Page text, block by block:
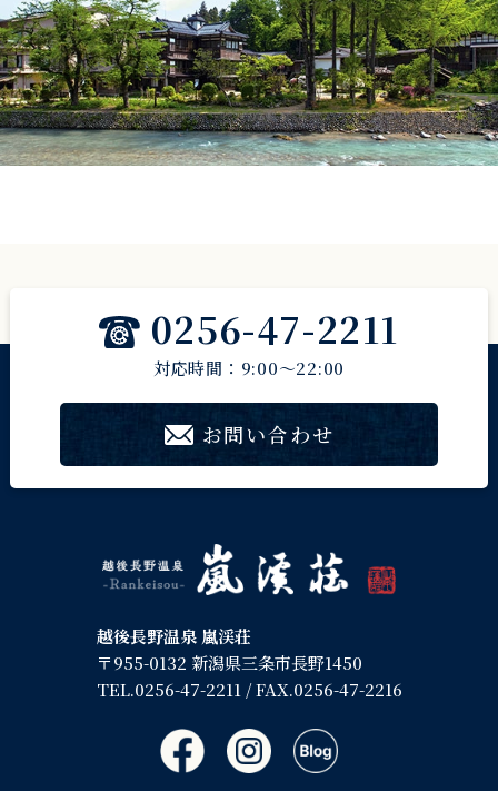
0256-47-2211
対応時間：9:00～22:00
お問い合わせ
越後長野温泉 嵐渓荘
〒955-0132 新潟県三条市長野1450
TEL.0256-47-2211/ FAX.0256-47-2216